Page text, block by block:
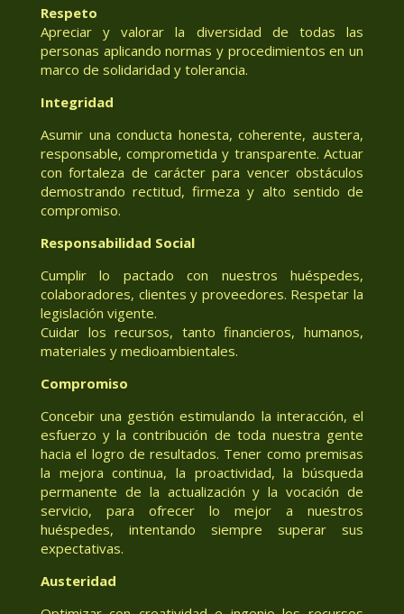
Respeto
Apreciar y valorar la diversidad de todas las
personas aplicando normas y procedimientos en un
marco de solidaridad y tolerancia.
Integridad
Asumir una conducta honesta, coherente, austera,
responsable, comprometida y transparente. Actuar
con fortaleza de carácter para vencer obstáculos
demostrando rectitud, firmeza y alto sentido de
compromiso.
Responsabilidad Social
Cumplir lo pactado con nuestros huéspedes,
colaboradores, clientes y proveedores. Respetar la
legislación vigente.
Cuidar los recursos, tanto financieros, humanos,
materiales y medioambientales.
Compromiso
Concebir una gestión estimulando la interacción, el
esfuerzo y la contribución de toda nuestra gente
hacia el logro de resultados. Tener como premisas
la mejora continua, la proactividad, la búsqueda
permanente de la actualización y la vocación de
servicio, para ofrecer lo mejor a nuestros
huéspedes, intentando siempre superar sus
expectativas.
Austeridad